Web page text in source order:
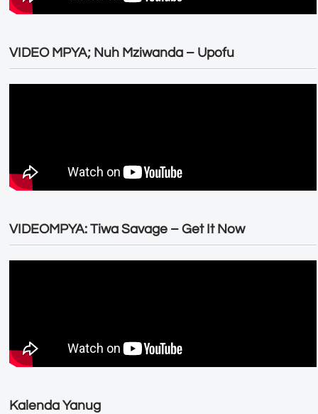
VIDEO MPYA; Nuh Mziwanda – Upofu
VIDEOMPYA: Tiwa Savage – Get It Now
Kalenda Yanug